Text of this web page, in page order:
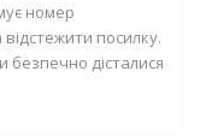
номер
посилку.
дісталися